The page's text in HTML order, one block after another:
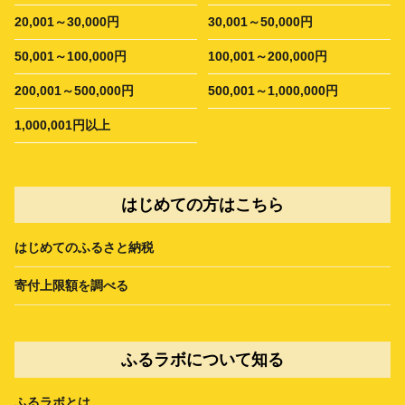
20,001～30,000円 30,001～50,000円
50,001～100,000円 100,001～200,000円
200,001～500,000円 500,001～1,000,000円
1,000,001円以上
はじめての方はこちら
はじめてのふるさと納税
寄付上限額を調べる
ふるラボについて知る